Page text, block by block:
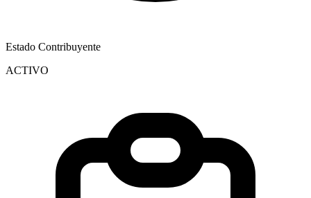
Estado Contribuyente
ACTIVO